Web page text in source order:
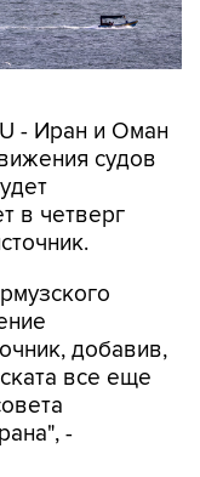
- Иран и Оман
в четверг
добавив,
все еще
-